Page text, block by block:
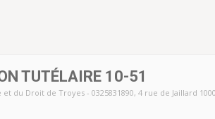
TUTÉLAIRE 10-51
et du Droit de Troyes - 0325831890, 4 rue de Jaillard